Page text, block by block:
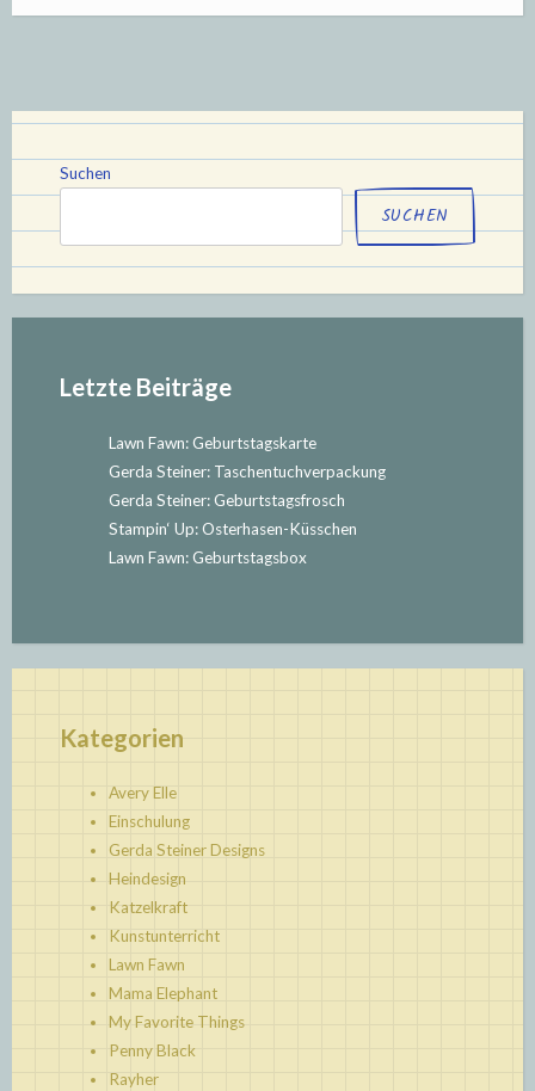
Ahoy,
Up
Card“
Suchen
SUCHEN
Letzte Beiträge
Lawn Fawn: Geburtstagskarte
Gerda Steiner: Taschentuchverpackung
Gerda Steiner: Geburtstagsfrosch
Stampin‘ Up: Osterhasen-Küsschen
Lawn Fawn: Geburtstagsbox
Kategorien
Avery Elle
Einschulung
Gerda Steiner Designs
Heindesign
Katzelkraft
Kunstunterricht
Lawn Fawn
Mama Elephant
My Favorite Things
Penny Black
Rayher